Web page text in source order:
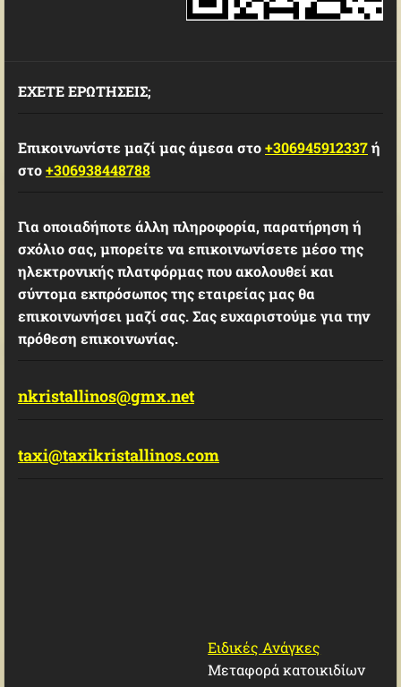
ΕΧΕΤΕ ΕΡΩΤΗΣΕΙΣ;
Επικοινωνίστε μαζί μας άμεσα στο+306945912337ή
στο+306938448788
Για οποιαδήποτε άλλη πληροφορία, παρατήρηση ή
σχόλιο σας, μπορείτε να επικοινωνίσετε μέσο της
ηλεκτρονικής πλατφόρμας που ακολουθεί και
σύντομα εκπρόσωπος της εταιρείας μας θα
επικοινωνήσει μαζί σας. Σας ευχαριστούμε για την
πρόθεση επικοινωνίας.
nkristallinos@gmx.net
taxi@taxikristallinos.com
Ειδικές Ανάγκες
Μεταφορά κατοικιδίων